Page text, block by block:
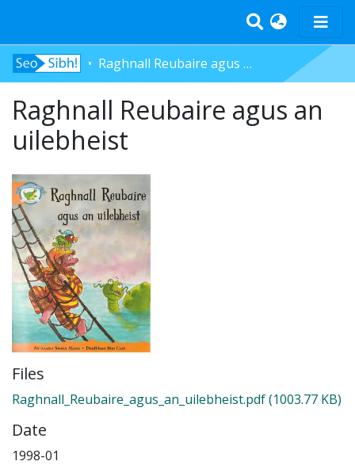
Home
Tràth-ìrean
Bun-sgoil
Àrd-sgoil
Pàrantan
Measgachadh
Log In
Raghnall Reubaire agus an uilebheist
Raghnall Reubaire agus an
uilebheist
Files
Raghnall_Reubaire_agus_an_uilebheist.pdf(1003.77 KB)
Date
1998-01